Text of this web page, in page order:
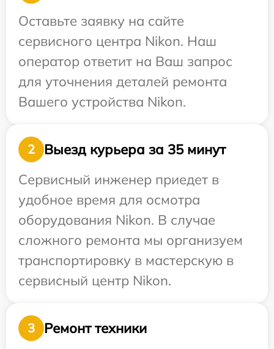
Оставьте заявку на сайте
сервисного центра Nikon. Наш
оператор ответит на Ваш запрос
для уточнения деталей ремонта
Вашего устройства Nikon.
2
Выезд курьера за 35 минут
Сервисный инженер приедет в
удобное время для осмотра
оборудования Nikon. В случае
сложного ремонта мы организуем
транспортировку в мастерскую в
сервисный центр Nikon.
3 Ремонт техники